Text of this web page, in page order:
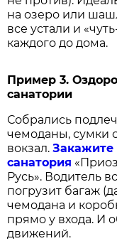
на озеро или
все устали и
каждого до дома.
Пример 3.
санатории
Собрались
чемоданы, сумки
вокзал.Закажите
санатория
Русь». Водитель
погрузит багаж
чемодана и
прямо у входа. И
движений.